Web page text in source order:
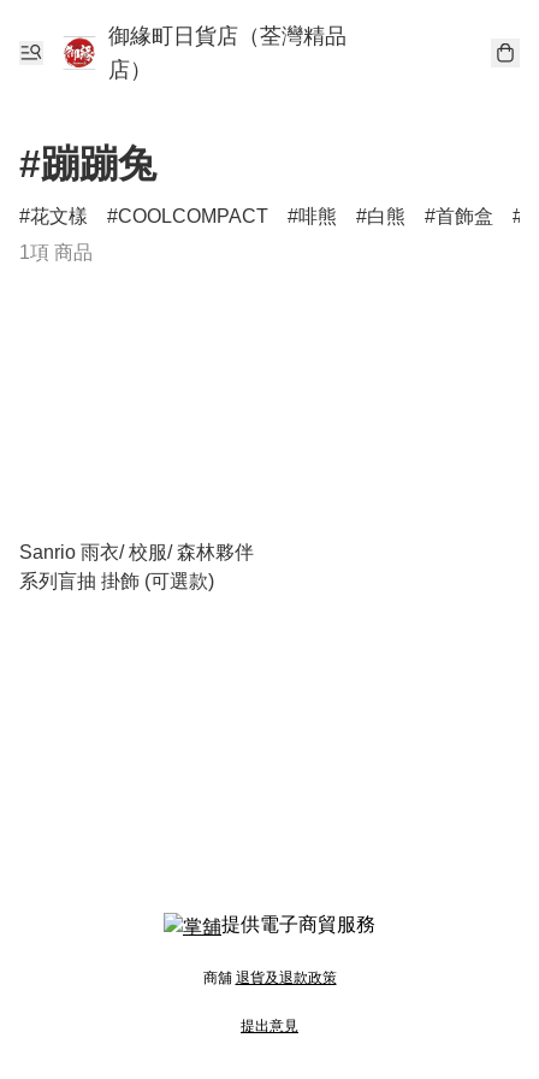
御緣町日貨店（荃灣精品
店）
#蹦蹦兔
花文樣 COOLCOMPACT 啡熊 白熊 首飾盒
1項 商品
Sanrio 雨衣/ 校服/ 森林夥伴
系列盲抽 掛飾 (可選款)
提供電子商貿服務
商舖 退貨及退款政策
提出意見